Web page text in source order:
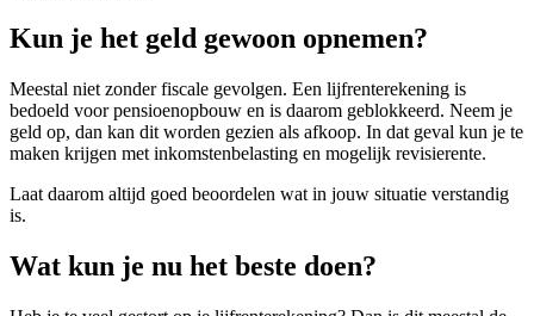
Kun je het geld gewoon opnemen?
Meestal niet zonder fiscale gevolgen. Een lijfrenterekening is
bedoeld voor pensioenopbouw en is daarom geblokkeerd. Neem je
geld op, dan kan dit worden gezien als afkoop. In dat geval kun je te
maken krijgen met inkomstenbelasting en mogelijk revisierente.
Laat daarom altijd goed beoordelen wat in jouw situatie verstandig
is.
Wat kun je nu het beste doen?